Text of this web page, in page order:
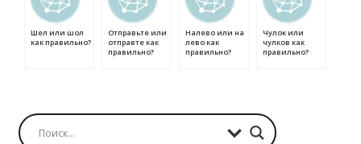
Шел или шол
как правильно?
Отправьте или
отправте как
правильно?
Налево или на
лево как
правильно?
Чулок или
чулков как
правильно?